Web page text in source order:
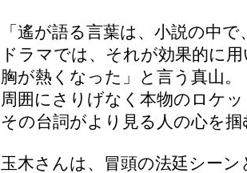
「遙が語る言葉は、小説の中
ドラマでは、それが効果的に
胸が熱くなった」と言う真山。
周囲にさりげなく本物のロケ
その台詞がより見る人の心を
玉木さんは、冒頭の法廷シー